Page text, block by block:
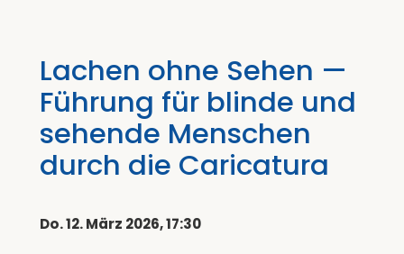
Lachen ohne Sehen —
Führung für blinde und
sehende Menschen
durch die Caricatura
Do. 12. März 2026, 17:30